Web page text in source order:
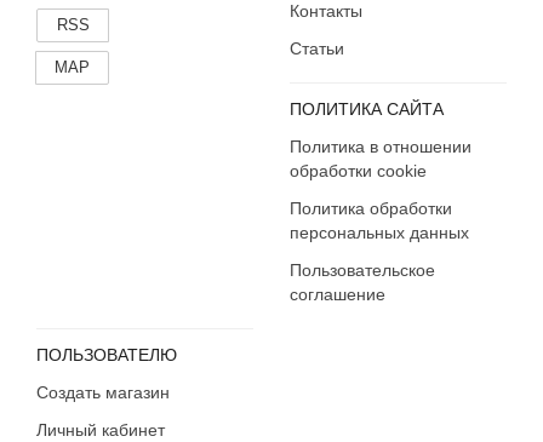
RSS
MAP
Контакты
Статьи
ПОЛИТИКА САЙТА
Политика в отношении
обработки cookie
Политика обработки
персональных данных
Пользовательское
соглашение
ПОЛЬЗОВАТЕЛЮ
Создать магазин
Личный кабинет